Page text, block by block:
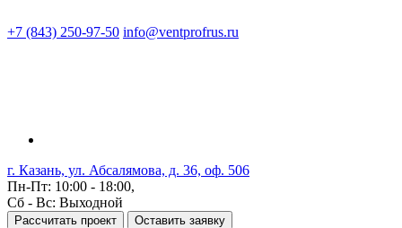
+7 (843) 250-97-50 info@ventprofrus.ru
г. Казань, ул. Абсалямова, д. 36, оф. 506
Пн-Пт: 10:00 - 18:00,
Сб - Вс: Выходной
Рассчитать проект Оставить заявку